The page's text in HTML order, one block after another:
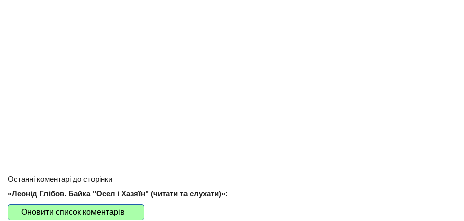
Останні коментарі до сторінки
«Леонід Глібов. Байка "Осел і Хазяїн" (читати та слухати)»:
Оновити список коментарів